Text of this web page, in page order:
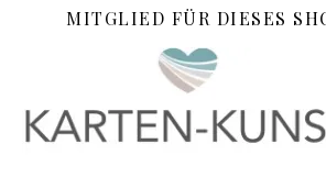
MITGLIED FÜR DIESES